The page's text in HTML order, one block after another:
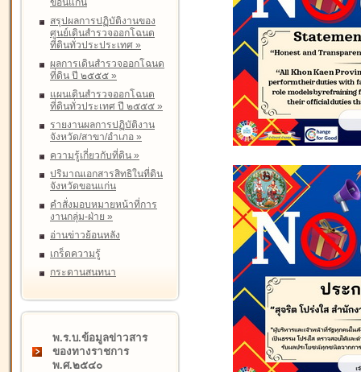
ขอนแก่น
สรุปผลการปฏิบัติงานของ
ศูนย์เดินสำรวจออกโฉนด
ที่ดินทั่วประประเทศ »
ผลการเดินสำรวจออกโฉนด
ที่ดิน ปี ๒๕๕๕ »
แผนเดินสำรวจออกโฉนด
ที่ดินทั่วประเทศ ปี ๒๕๕๕ »
รายงานผลการปฏิบัติงาน
จังหวัด/สาขา/อำเภอ »
ความรู้เกี่ยวกับที่ดิน »
ปริมาณเอกสารสิทธิในที่ดิน
จังหวัดขอนแก่น
คำสั่งมอบหมายหน้าที่การ
งานกลุ่ม-ฝ่าย »
อ่านข่าวย้อนหลัง
เกร็ดความรู้
กระดานสนทนา
พ.ร.บ.ข้อมูลข่าวสาร
ของทางราชการ
พ.ศ.๒๕๔๐